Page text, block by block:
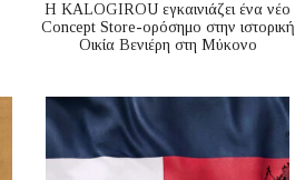
Η KALOGIROU εγκαινιάζει ένα νέο
Concept Store-ορόσημο στην ιστορική
Οικία Βενιέρη στη Μύκονο